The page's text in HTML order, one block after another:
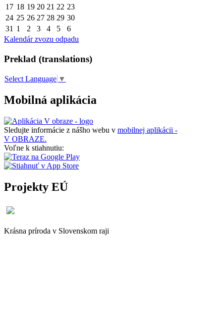
17 18 19 20 21 22 23
24 25 26 27 28 29 30
31 1 2 3 4 5
6
Kalendár zvozu odpadu
Preklad (translations)
Select Language ▼
Mobilná aplikácia
Sledujte informácie z nášho webu v mobilnej aplikácii -
V OBRAZE.
Voľne k stiahnutiu:
Projekty EÚ
Krásna príroda v Slovenskom raji